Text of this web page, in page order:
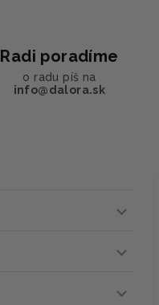
Radi poradíme
o radu píš na
info@dalora.sk